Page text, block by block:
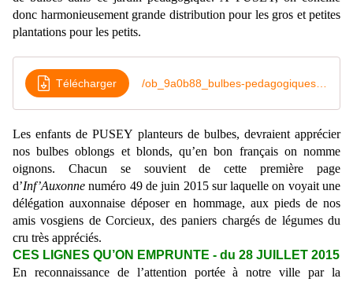
donc harmonieusement grande distribution pour les gros et petites
plantations pour les petits.
Télécharger
Les enfants de PUSEY planteurs de bulbes, devraient apprécier
nos bulbes oblongs et blonds, qu’en bon français on nomme
oignons. Chacun se souvient de cette première page
d’Inf’Auxonne numéro 49 de juin 2015 sur laquelle on voyait une
délégation auxonnaise déposer en hommage, aux pieds de nos
amis vosgiens de Corcieux, des paniers chargés de légumes du
cru très appréciés.
CES LIGNES QU’ON EMPRUNTE - du 28 JUILLET 2015
En reconnaissance de l’attention portée à notre ville par la